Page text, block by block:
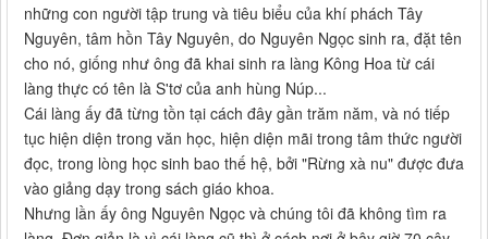
những con người tập trung và tiêu biểu của khí phách Tây
Nguyên, tâm hồn Tây Nguyên, do Nguyên Ngọc sinh ra, đặt tên
cho nó, giống như ông đã khai sinh ra làng Kông Hoa từ cái
làng thực có tên là S'tơ của anh hùng Núp...
Cái làng ấy đã từng tồn tại cách đây gần trăm năm, và nó tiếp
tục hiện diện trong văn học, hiện diện mãi trong tâm thức người
đọc, trong lòng học sinh bao thế hệ, bởi "Rừng xà nu" được đưa
vào giảng dạy trong sách giáo khoa.
Nhưng lần ấy ông Nguyên Ngọc và chúng tôi đã không tìm ra